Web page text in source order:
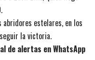
abridores estelares, en los
la victoria.
de alertas en WhatsApp